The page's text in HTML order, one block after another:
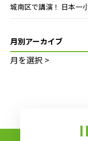
城南区で講演！ 日本一
月別アーカイブ